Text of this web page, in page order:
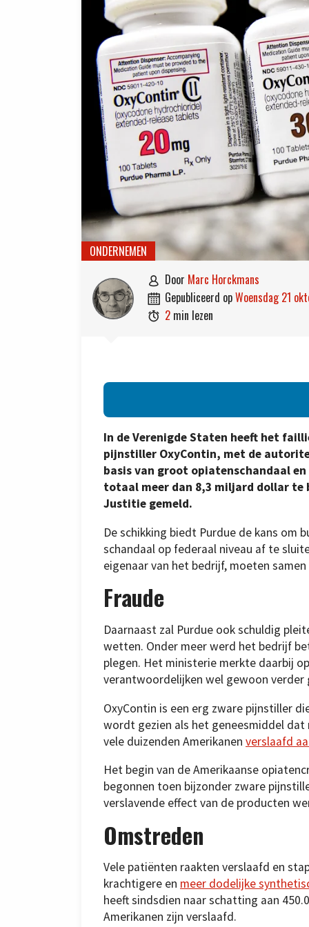
ONDERNEMEN
 door Marc Horckmans
 gepubliceerd op woensdag 21
 2 min lezen
In de Verenigde Staten heeft het
pijnstiller OxyContin, met de
basis van groot opiatenschandaal
totaal meer dan 8,3 miljard dollar te
Justitie gemeld.
De schikking biedt Purdue de kans om
schandaal op federaal niveau af te
eigenaar van het bedrijf, moeten
Fraude
Daarnaast zal Purdue ook schuldig
wetten. Onder meer werd het bedrijf
plegen. Het ministerie merkte daarbij
verantwoordelijken wel gewoon verder
OxyContin is een erg zware pijnstiller
wordt gezien als het geneesmiddel
vele duizenden Amerikanen verslaafd
Het begin van de Amerikaanse
begonnen toen bijzonder zware
verslavende effect van de producten
Omstreden
Vele patiënten raakten verslaafd en
krachtigere en meer dodelijke
heeft sindsdien naar schatting aan
Amerikanen zijn verslaafd.